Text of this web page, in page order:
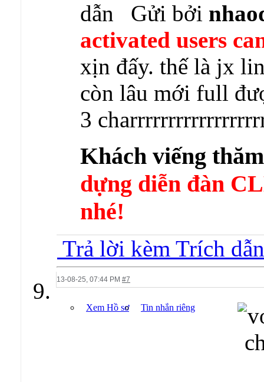
Gửi bởi
activated users
xịn đấy. thế là jx
còn lâu mới full
3
Khách viếng
dựng diễn đàn
nhé!
Trả lời kèm Trích dẫn
13-08-25, 07:44 PM #7
Xem Hồ sơ Tin nhắn riêng